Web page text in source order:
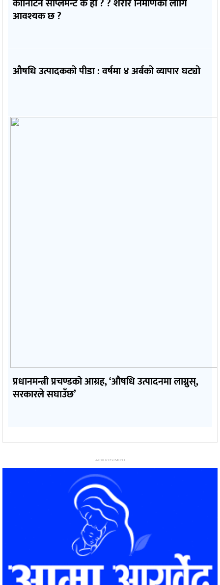
कार्निटिन सप्लिमेन्ट के हो ? ? शरीर निर्माणका लागि
आवश्यक छ ?
औषधि उत्पादकको पीडा : वर्षमा ४ अर्बको व्यापार घट्यो
प्रधानमन्त्री प्रचण्डको आग्रह, ‘औषधि उत्पादनमा लाग्नुस्,
सरकारले सघाउँछ’
ADVERTISEMENT